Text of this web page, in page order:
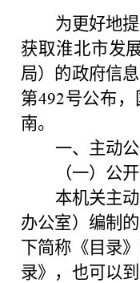
为更好地
获取淮北市发
局）的政府信
第492号公布
南。
一、主动
（一）公
本机关主
办公室）编制
下简称《目录
录》，也可以